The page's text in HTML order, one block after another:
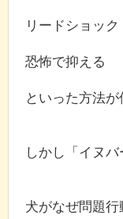
リードショック
恐怖で抑える
といった方法が
しかし「イヌバ
犬がなぜ問題